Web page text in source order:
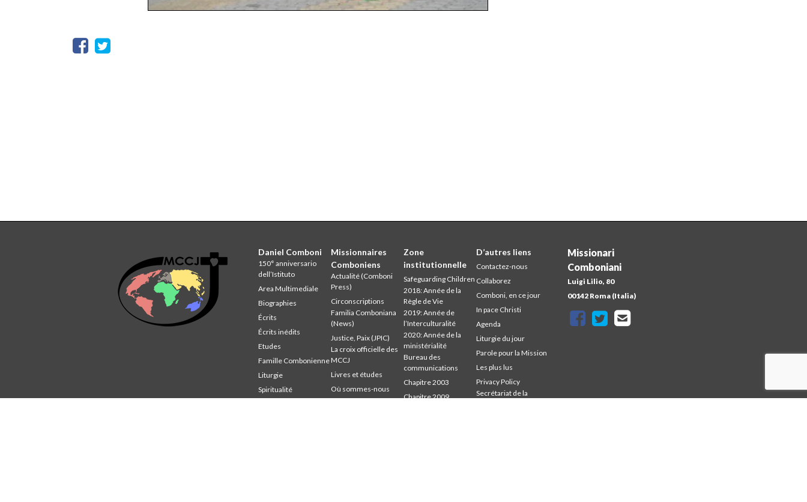
Missionari
Comboniani
Luigi Lilio, 80
00142 Roma (Italia)
Daniel Comboni
150° anniversario
dell’Istituto
Area Multimediale
Biographies
Écrits
Écrits inédits
Etudes
Famille Combonienne
Liturgie
Spiritualité
Studium
Missionnaires
Comboniens
Actualité (Comboni
Press)
Circonscriptions
Familia Comboniana
(News)
Justice, Paix (JPIC)
La croix officielle des
MCCJ
Livres et études
Où sommes-nous
Zone
institutionnelle
Safeguarding Children
2018: Année de la
Règle de Vie
2019: Année de
l’Interculturalité
2020: Année de la
ministérialité
Bureau des
communications
Chapitre 2003
Chapitre 2009
D’autres liens
Contactez-nous
Collaborez
Comboni, en ce jour
In pace Christi
Agenda
Liturgie du jour
Parole pour la Mission
Les plus lus
Privacy Policy
Secrétariat de la